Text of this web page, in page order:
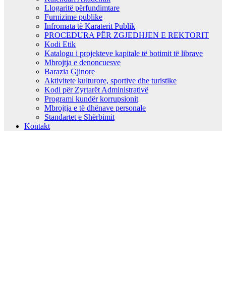
Llogaritë përfundimtare
Furnizime publike
Infromata të Karaterit Publik
PROCEDURA PËR ZGJEDHJEN E REKTORIT
Kodi Etik
Katalogu i projekteve kapitale të botimit të librave
Mbrojtja e denoncuesve
Barazia Gjinore
Aktivitete kulturore, sportive dhe turistike
Kodi për Zyrtarët Administrativë
Programi kundër korrupsionit
Mbrojtja e të dhënave personale
Standartet e Shërbimit
Kontakt